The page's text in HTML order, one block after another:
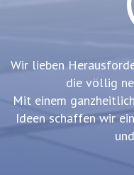
Wir lieben
die völlig
Mit einem
Ideen schaffen wir